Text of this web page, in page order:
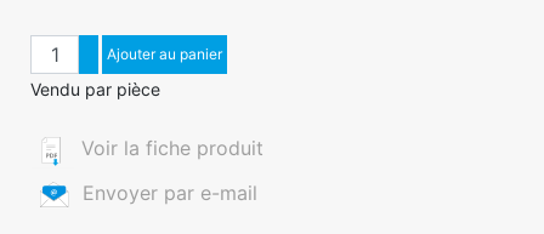
QuantitéAugmenter quantité
Diminuer quantité
Ajouter au panier
Vendu par pièce
Voir la fiche produit
Envoyer par e-mail